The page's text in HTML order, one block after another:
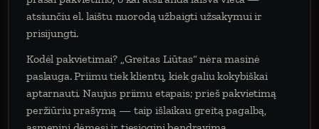
atsiunčiu el. laištu nuorodą užbaigti užsakymui ir
prisijungti.
Kodėl pakvietimai? „Greitas Liūtas“ nėra masinė
paslauga. Priimu tiek klientų, kiek galiu kokybiškai
aptarnauti. Naujus priimu etapais; prieš pakvietimą
peržiūriu prašymą — taip išlaikau greitą pagalbą,